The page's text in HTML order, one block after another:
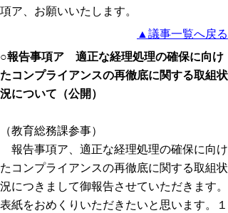
項ア、お願いいたします。
▲議事一覧へ戻る
○報告事項ア 適正な経理処理の確保に向け
たコンプライアンスの再徹底に関する取組状
況について（公開）
（教育総務課参事）
報告事項ア、適正な経理処理の確保に向け
たコンプライアンスの再徹底に関する取組状
況につきまして御報告させていただきます。
表紙をおめくりいただきたいと思います。１